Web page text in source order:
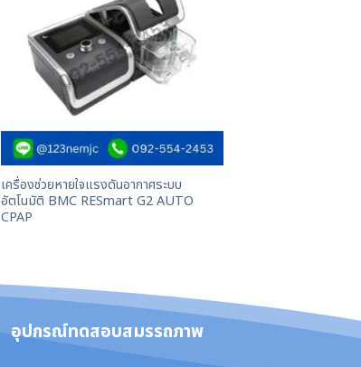
เครื่องช่วยหายใจแรงดันอากาศระบบ
อัตโนมัติ BMC RESmart G2 AUTO
CPAP
อุปกรณ์ทดสอบสมรรถภาพ